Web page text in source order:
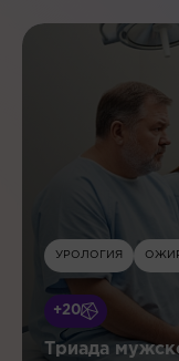
УРОЛОГИЯ
+20
Триада